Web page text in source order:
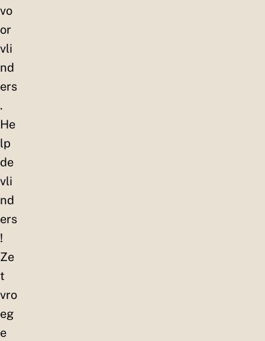
vo
or
vli
nd
ers
.
He
lp
de
vli
nd
ers
!
Ze
t
vro
eg
e